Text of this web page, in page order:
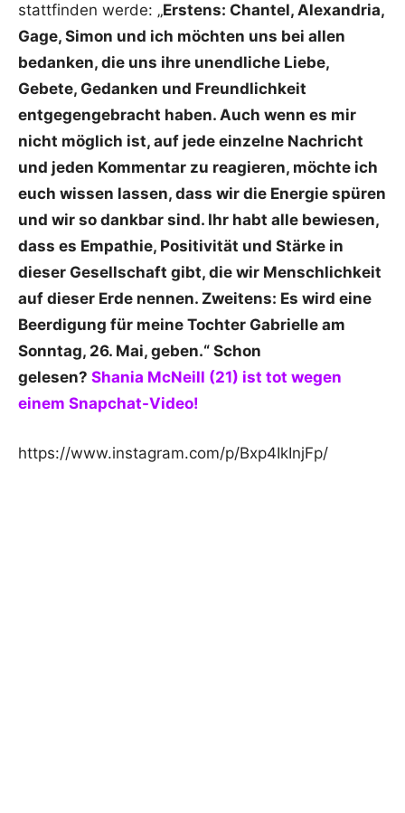
stattfinden werde: „Erstens: Chantel, Alexandria,
Gage, Simon und ich möchten uns bei allen
bedanken, die uns ihre unendliche Liebe,
Gebete, Gedanken und Freundlichkeit
entgegengebracht haben. Auch wenn es mir
nicht möglich ist, auf jede einzelne Nachricht
und jeden Kommentar zu reagieren, möchte ich
euch wissen lassen, dass wir die Energie spüren
und wir so dankbar sind. Ihr habt alle bewiesen,
dass es Empathie, Positivität und Stärke in
dieser Gesellschaft gibt, die wir Menschlichkeit
auf dieser Erde nennen. Zweitens: Es wird eine
Beerdigung für meine Tochter Gabrielle am
Sonntag, 26. Mai, geben.“ Schon
gelesen? Shania McNeill (21) ist tot wegen
einem Snapchat-Video!
https://www.instagram.com/p/Bxp4IkInjFp/